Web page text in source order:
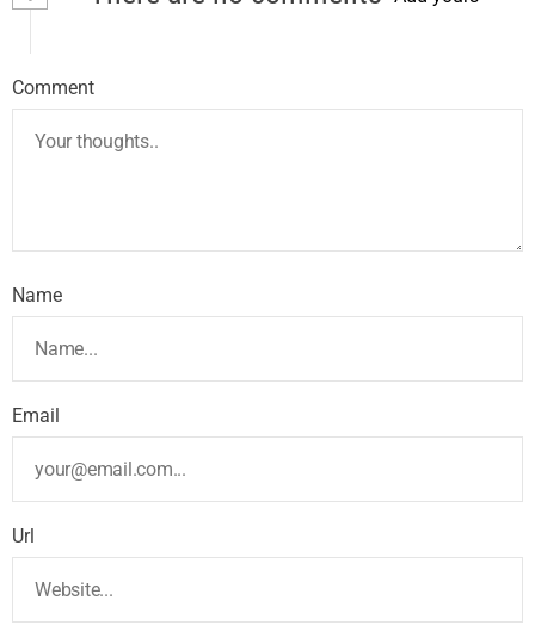
Comment
Name
Email
Url